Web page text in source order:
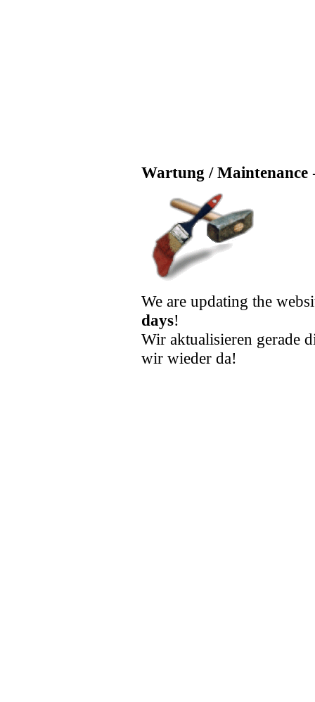
Wartung / Maintenance
We are updating the
days!
Wir aktualisieren gerade
wir wieder da!